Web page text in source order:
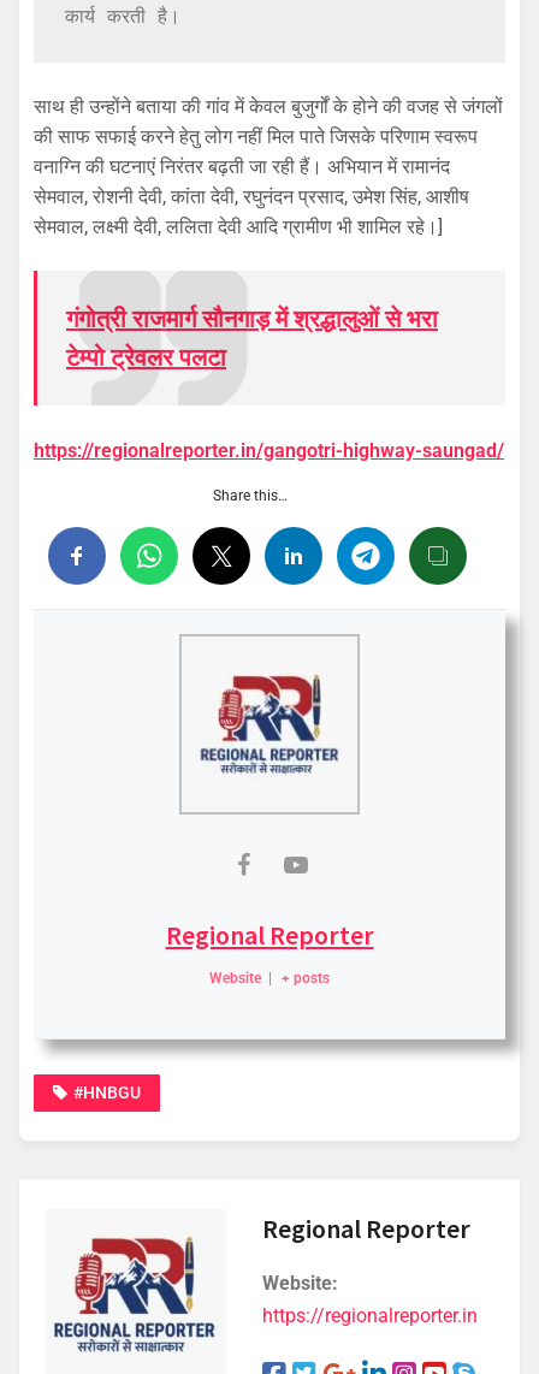
कार्य करती है।
साथ ही उन्होंने बताया की गांव में केवल बुजुर्गों के होने की वजह से जंगलों
की साफ सफाई करने हेतु लोग नहीं मिल पाते जिसके परिणाम स्वरूप
वनाग्नि की घटनाएं निरंतर बढ़ती जा रही हैं। अभियान में रामानंद
सेमवाल, रोशनी देवी, कांता देवी, रघुनंदन प्रसाद, उमेश सिंह, आशीष
सेमवाल, लक्ष्मी देवी, ललिता देवी आदि ग्रामीण भी शामिल रहे।]
गंगोत्री राजमार्ग सौनगाड़ में श्रद्धालुओं से भरा
टेम्पो ट्रेवलर पलटा
https://regionalreporter.in/gangotri-highway-saungad/
Share this…
Regional Reporter
Website + posts
#HNBGU
Regional Reporter
Website:
https://regionalreporter.in